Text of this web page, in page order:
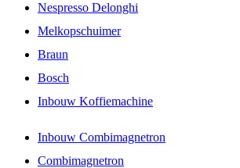
Nespresso Delonghi
Melkopschuimer
Braun
Bosch
Inbouw Koffiemachine
Inbouw Combimagnetron
Combimagnetron